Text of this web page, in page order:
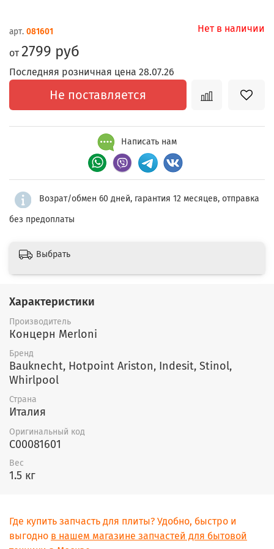
арт. 081601 Нет в наличии
от2799 руб
Последняя розничная цена 28.07.26
Не поставляется
Написать нам
Возрат/обмен 60 дней, гарантия 12 месяцев, отправка
без предоплаты
Выбрать
Характеристики
Производитель
Концерн Merloni
Бренд
Bauknecht, Hotpoint Ariston, Indesit, Stinol,
Whirlpool
Страна
Италия
Оригинальный код
C00081601
Вес
1.5 кг
Где купить запчасть для плиты? Удобно, быстро и
выгодно в нашем магазине запчастей для бытовой